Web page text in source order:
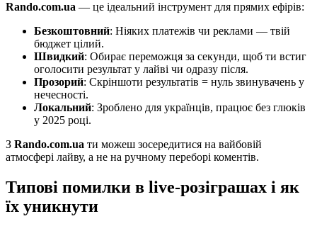
Rando.com.ua — це ідеальний інструмент для прямих ефірів:
Безкоштовний: Ніяких платежів чи реклами — твій
бюджет цілий.
Швидкий: Обирає переможця за секунди, щоб ти встиг
оголосити результат у лайві чи одразу після.
Прозорий: Скріншоти результатів = нуль звинувачень у
нечесності.
Локальний: Зроблено для українців, працює без глюків
у 2025 році.
З Rando.com.ua ти можеш зосередитися на вайбовій
атмосфері лайву, а не на ручному переборі коментів.
Типові помилки в live-розіграшах і як
їх уникнути